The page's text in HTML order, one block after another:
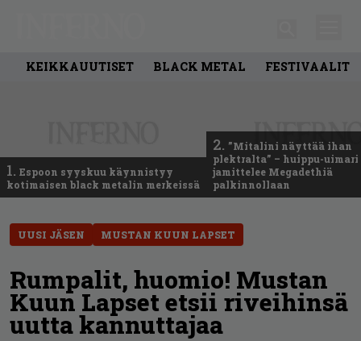
KEIKKAUUTISET BLACK METAL FESTIVAALIT
1. Espoon syyskuu käynnistyy
kotimaisen black metalin merkeissä
2. ”Mitalini näyttää ihan
plektralta” – huippu-uimari
jamittelee Megadethiä
palkinnollaan
UUSI JÄSEN MUSTAN KUUN LAPSET
Rumpalit, huomio! Mustan
Kuun Lapset etsii riveihinsä
uutta kannuttajaa